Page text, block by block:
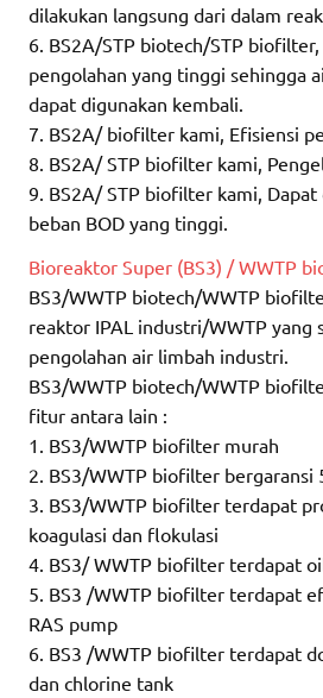
dilakukan langsung dari dalam
6. BS2A/STP biotech/STP
pengolahan yang tinggi sehingga
dapat digunakan kembali.
7. BS2A/ biofilter kami, Efisiensi
8. BS2A/ STP biofilter kami,
9. BS2A/ STP biofilter kami,
beban BOD yang tinggi.
Bioreaktor Super (BS3) / WWTP
BS3/WWTP biotech/WWTP
reaktor IPAL industri/WWTP yang
pengolahan air limbah industri.
BS3/WWTP biotech/WWTP
fitur antara lain :
1. BS3/WWTP biofilter murah
2. BS3/WWTP biofilter bergaransi
3. BS3/WWTP biofilter terdapat
koagulasi dan flokulasi
4. BS3/ WWTP biofilter terdapat
5. BS3 /WWTP biofilter terdapat
RAS pump
6. BS3 /WWTP biofilter terdapat
dan chlorine tank